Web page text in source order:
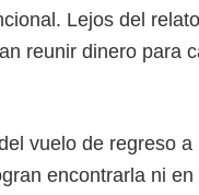
Lejos del
reunir dinero para
vuelo de regreso a
encontrarla ni